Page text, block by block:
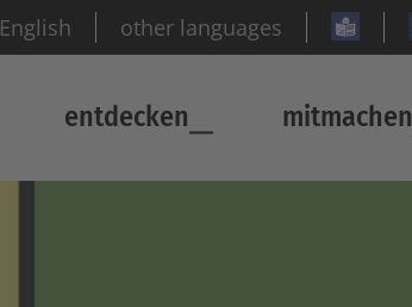
English other languages
entdecken mitmachen